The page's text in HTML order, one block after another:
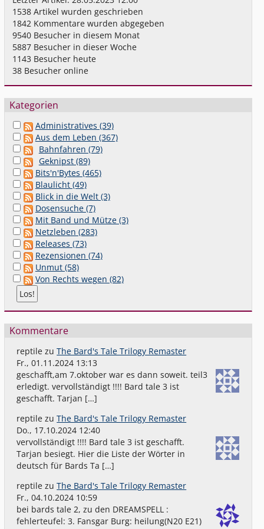
1538 Artikel wurden geschrieben
1842 Kommentare wurden abgegeben
9540 Besucher in diesem Monat
5887 Besucher in dieser Woche
1143 Besucher heute
38 Besucher online
Kategorien
Administratives (39)
Aus dem Leben (367)
Bahnfahren (79)
Geknipst (89)
Bits'n'Bytes (465)
Blaulicht (49)
Blick in die Welt (3)
Dosensuche (7)
Mit Band und Mütze (3)
Netzleben (283)
Releases (73)
Rezensionen (74)
Unmut (58)
Von Rechts wegen (82)
Kommentare
reptile zuThe Bard's Tale Trilogy Remaster
Fr., 01.11.2024 13:13
geschafft,am 7.oktober war es dann soweit. teil3
erledigt. vervollständigt !!!! Bard tale 3 ist
geschafft. Tarjan […]
reptile zuThe Bard's Tale Trilogy Remaster
Do., 17.10.2024 12:40
vervollständigt !!!! Bard tale 3 ist geschafft.
Tarjan besiegt. Hier die Liste der Wörter in
deutsch für Bards Ta […]
reptile zuThe Bard's Tale Trilogy Remaster
Fr., 04.10.2024 10:59
bei bards tale 2, zu den DREAMSPELL :
fehlerteufel: 3. Fansgar Burg: heilung(N20 E21)